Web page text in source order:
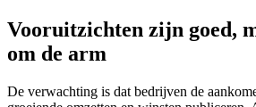
Vooruitzichten zijn goed,
om de arm
De verwachting is dat bedrijven de